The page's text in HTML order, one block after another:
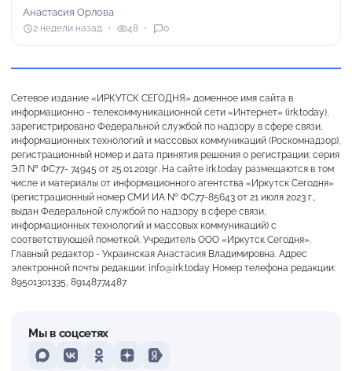
Анастасия Орлова
2 недели назад 48 0
Сетевое издание «ИРКУТСК СЕГОДНЯ» доменное имя сайта в
информационно - телекоммуникационной сети «Интернет» (irk.today),
зарегистрировано Федеральной службой по надзору в сфере связи,
информационных технологий и массовых коммуникаций (Роскомнадзор),
регистрационный номер и дата принятия решения о регистрации: серия
ЭЛ № ФС77- 74945 от 25.01.2019г. На сайте irk.today размещаются в том
числе и материалы от информационного агентства «Иркутск Сегодня»
(регистрационный номер СМИ ИА № ФС77-85643 от 21 июля 2023 г.,
выдан Федеральной службой по надзору в сфере связи,
информационных технологий и массовых коммуникаций) с
соответствующей пометкой. Учредитель ООО «Иркутск Сегодня».
Главный редактор - Украинская Анастасия Владимировна. Адрес
электронной почты редакции: info@irk.today Номер телефона редакции:
89501301335, 89148774487
Мы в соцсетях
MAXVKontakteOdnoklassniki
DzenYandex